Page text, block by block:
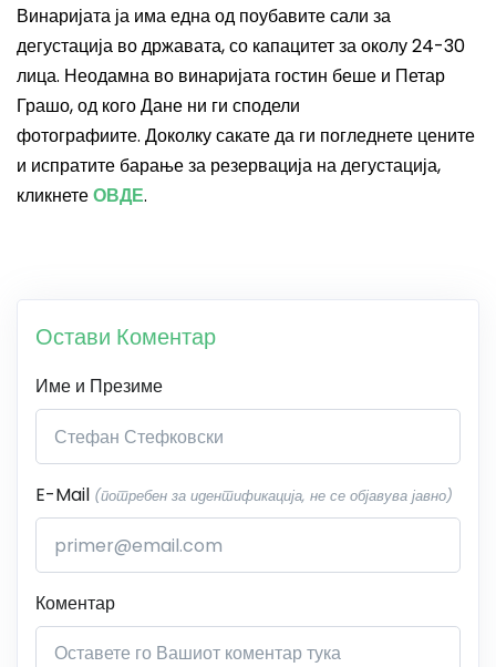
Винаријата ја има една од поубавите сали за
дегустација во државата, со капацитет за околу 24-30
лица. Неодамна во винаријата гостин беше и Петар
Грашо, од кого Дане ни ги сподели
фотографиите. Доколку сакате да ги погледнете цените
и испратите барање за резервација на дегустација,
кликнетеОВДЕ.
Остави Коментар
Име и Презиме
E-Mail (потребен за идентификација, не се објавува јавно)
Коментар